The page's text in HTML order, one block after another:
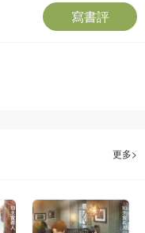
寫書評
更多>